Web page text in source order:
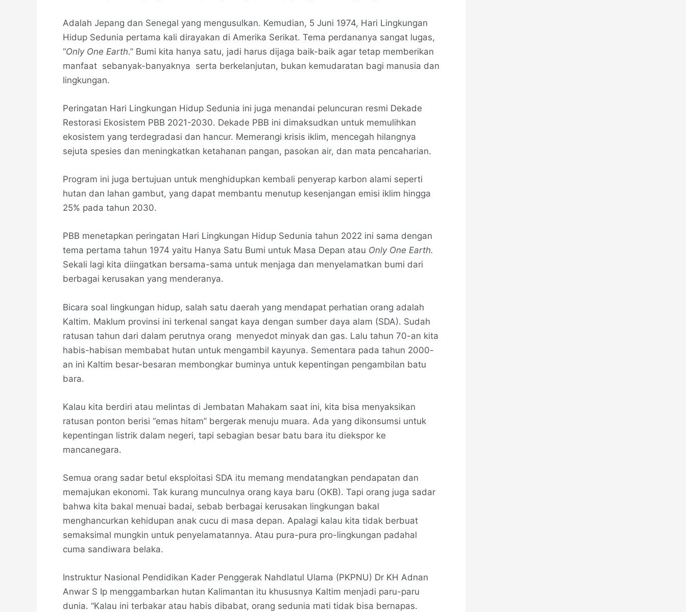
Adalah Jepang dan Senegal yang mengusulkan. Kemudian, 5 Juni 1974, Hari Lingkungan
Hidup Sedunia pertama kali dirayakan di Amerika Serikat. Tema perdananya sangat lugas,
“Only One Earth.” Bumi kita hanya satu, jadi harus dijaga baik-baik agar tetap memberikan
manfaat sebanyak-banyaknya serta berkelanjutan, bukan kemudaratan bagi manusia dan
lingkungan.
Peringatan Hari Lingkungan Hidup Sedunia ini juga menandai peluncuran resmi Dekade
Restorasi Ekosistem PBB 2021-2030. Dekade PBB ini dimaksudkan untuk memulihkan
ekosistem yang terdegradasi dan hancur. Memerangi krisis iklim, mencegah hilangnya
sejuta spesies dan meningkatkan ketahanan pangan, pasokan air, dan mata pencaharian.
Program ini juga bertujuan untuk menghidupkan kembali penyerap karbon alami seperti
hutan dan lahan gambut, yang dapat membantu menutup kesenjangan emisi iklim hingga
25% pada tahun 2030.
PBB menetapkan peringatan Hari Lingkungan Hidup Sedunia tahun 2022 ini sama dengan
tema pertama tahun 1974 yaitu Hanya Satu Bumi untuk Masa Depan atau Only One Earth.
Sekali lagi kita diingatkan bersama-sama untuk menjaga dan menyelamatkan bumi dari
berbagai kerusakan yang menderanya.
Bicara soal lingkungan hidup, salah satu daerah yang mendapat perhatian orang adalah
Kaltim. Maklum provinsi ini terkenal sangat kaya dengan sumber daya alam (SDA). Sudah
ratusan tahun dari dalam perutnya orang menyedot minyak dan gas. Lalu tahun 70-an kita
habis-habisan membabat hutan untuk mengambil kayunya. Sementara pada tahun 2000-
an ini Kaltim besar-besaran membongkar buminya untuk kepentingan pengambilan batu
bara.
Kalau kita berdiri atau melintas di Jembatan Mahakam saat ini, kita bisa menyaksikan
ratusan ponton berisi “emas hitam” bergerak menuju muara. Ada yang dikonsumsi untuk
kepentingan listrik dalam negeri, tapi sebagian besar batu bara itu diekspor ke
mancanegara.
Semua orang sadar betul eksploitasi SDA itu memang mendatangkan pendapatan dan
memajukan ekonomi. Tak kurang munculnya orang kaya baru (OKB). Tapi orang juga sadar
bahwa kita bakal menuai badai, sebab berbagai kerusakan lingkungan bakal
menghancurkan kehidupan anak cucu di masa depan. Apalagi kalau kita tidak berbuat
semaksimal mungkin untuk penyelamatannya. Atau pura-pura pro-lingkungan padahal
cuma sandiwara belaka.
Instruktur Nasional Pendidikan Kader Penggerak Nahdlatul Ulama (PKPNU) Dr KH Adnan
Anwar S Ip menggambarkan hutan Kalimantan itu khususnya Kaltim menjadi paru-paru
dunia. “Kalau ini terbakar atau habis dibabat, orang sedunia mati tidak bisa bernapas.